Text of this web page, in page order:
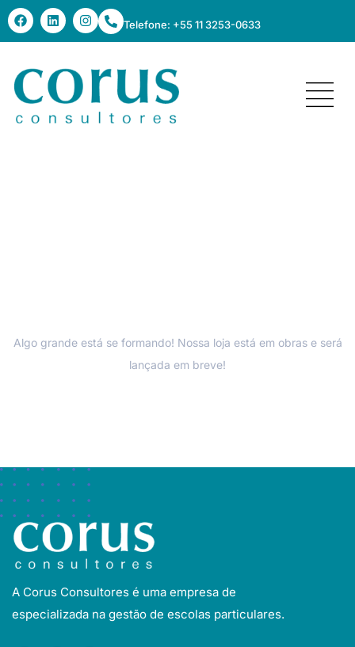
Telefone: +55 11 3253-0633
Algo grande está se formando! Nossa loja está em obras e será
lançada em breve!
A Corus Consultores é uma empresa de
especializada na gestão de escolas particulares.